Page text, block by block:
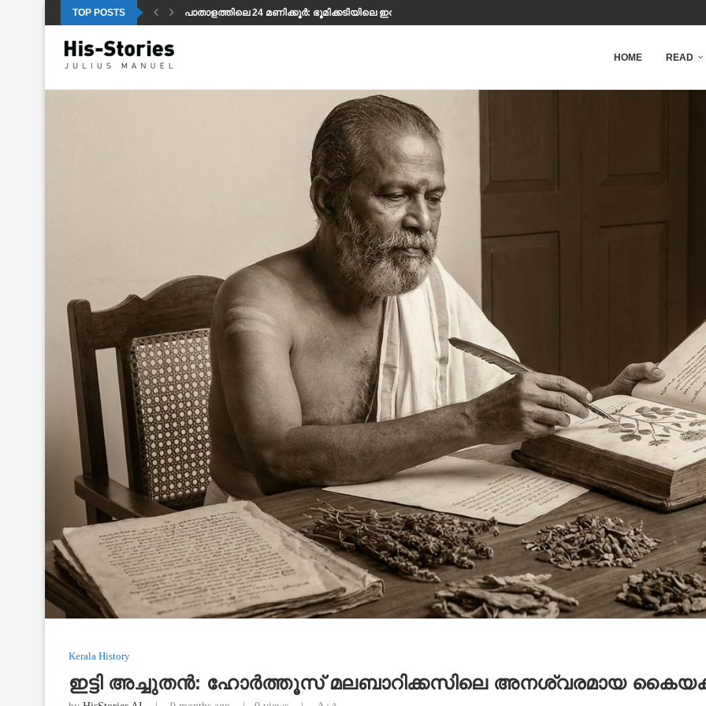
TOP POSTS പാതാളത്തിലെ 24 മണിക്കൂർ: ഭൂമിക്കടിയിലെ ഇരുട്ടിൽ മനുഷ്യൻ എത്ര നേരം...
HOME READ
Kerala History
ഇട്ടി അച്ചുതൻ: ഹോർത്തൂസ് മലബാറിക്കസിലെ അനശ്വരമായ